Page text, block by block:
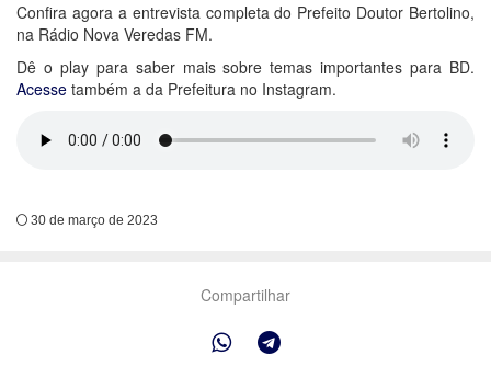
Confira agora a entrevista completa do Prefeito Doutor Bertolino,
na Rádio Nova Veredas FM.
Dê o play para saber mais sobre temas importantes para BD.
Acesse também a da Prefeitura no Instagram.
30 de março de 2023
Compartilhar